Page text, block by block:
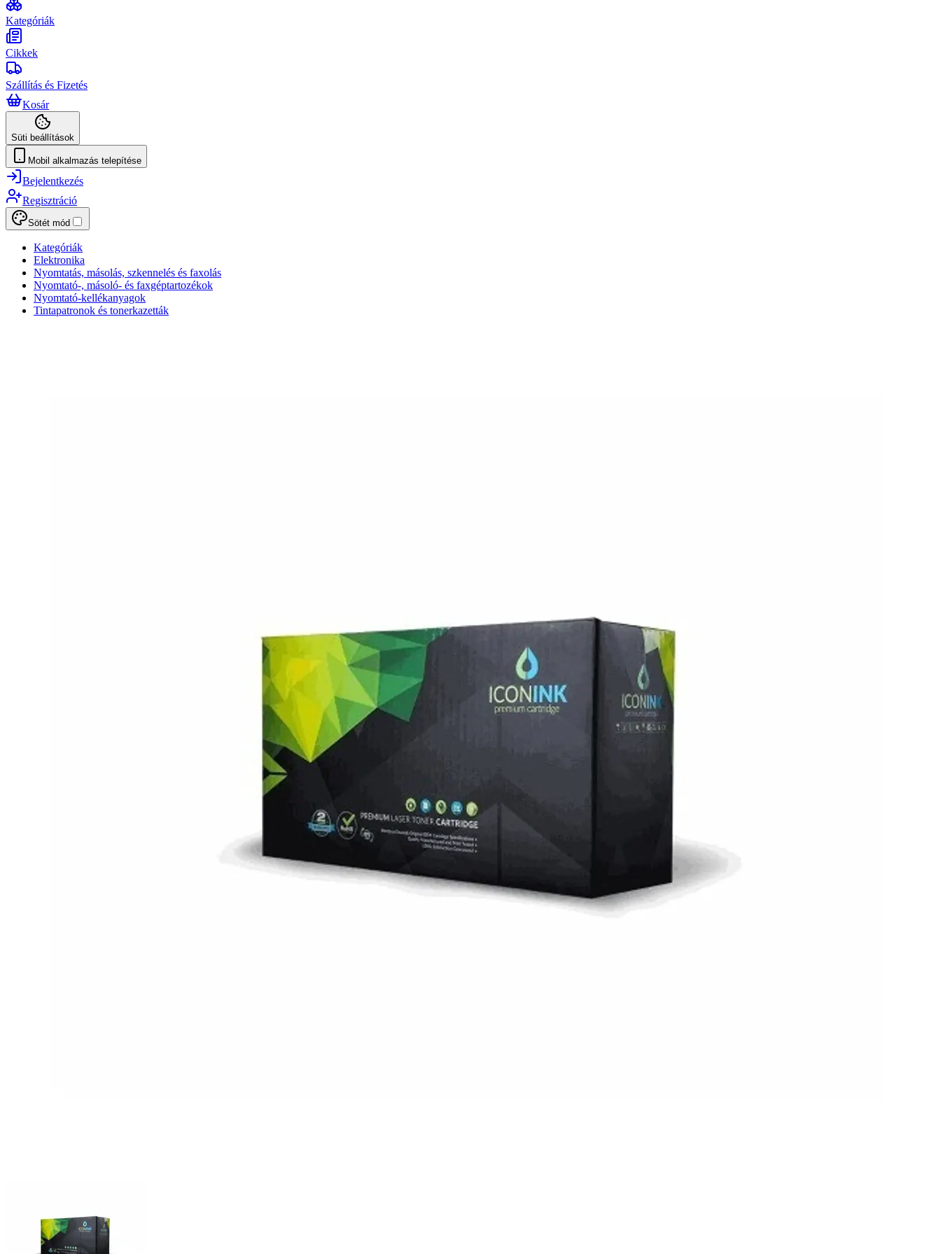
Kategóriák
Cikkek
Szállítás és Fizetés
Kosár
Süti beállítások
Mobil alkalmazás telepítése
Bejelentkezés
Regisztráció
Sötét mód
Kategóriák
Elektronika
Nyomtatás, másolás, szkennelés és faxolás
Nyomtató-, másoló- és faxgéptartozékok
Nyomtató-kellékanyagok
Tintapatronok és tonerkazetták